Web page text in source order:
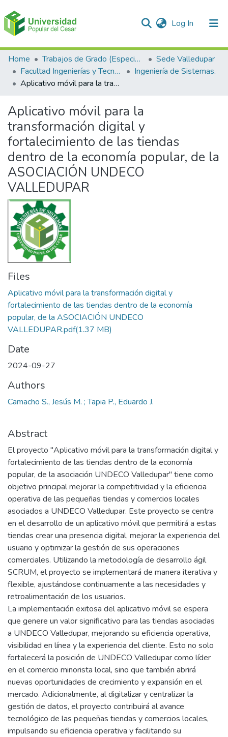
Log In (current)
Communities & Collections
All of DSpace
Home Trabajos de Grado (Especializaciones y Pregrados)
Sede Valledupar
Facultad Ingenierías y Tecnologías
Ingeniería de Sistemas.
Aplicativo móvil para la transformación digital y fortalecimiento de las tiendas dentro de la economía popular, de la ASOCIACIÓN UNDECO VALLEDUPAR
Aplicativo móvil para la
transformación digital y
fortalecimiento de las tiendas
dentro de la economía popular, de la
ASOCIACIÓN UNDECO
VALLEDUPAR
Files
Aplicativo móvil para la transformación digital y
fortalecimiento de las tiendas dentro de la economía
popular, de la ASOCIACIÓN UNDECO
VALLEDUPAR.pdf(1.37 MB)
Date
2024-09-27
Authors
Camacho S., Jesús M. ; Tapia P., Eduardo J.
Abstract
El proyecto "Aplicativo móvil para la transformación digital y
fortalecimiento de las tiendas dentro de la economía
popular, de la asociación UNDECO Valledupar" tiene como
objetivo principal mejorar la competitividad y la eficiencia
operativa de las pequeñas tiendas y comercios locales
asociados a UNDECO Valledupar. Este proyecto se centra
en el desarrollo de un aplicativo móvil que permitirá a estas
tiendas crear una presencia digital, mejorar la experiencia del
usuario y optimizar la gestión de sus operaciones
comerciales. Utilizando la metodología de desarrollo ágil
SCRUM, el proyecto se implementará de manera iterativa y
flexible, ajustándose continuamente a las necesidades y
retroalimentación de los usuarios.
La implementación exitosa del aplicativo móvil se espera
que genere un valor significativo para las tiendas asociadas
a UNDECO Valledupar, mejorando su eficiencia operativa,
visibilidad en línea y la experiencia del cliente. Esto no solo
fortalecerá la posición de UNDECO Valledupar como líder
en el comercio minorista local, sino que también abrirá
nuevas oportunidades de crecimiento y expansión en el
mercado. Adicionalmente, al digitalizar y centralizar la
gestión de datos, el proyecto contribuirá al avance
tecnológico de las pequeñas tiendas y comercios locales,
impulsando su eficiencia operativa y facilitando su